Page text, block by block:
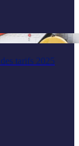
tarifs 2025